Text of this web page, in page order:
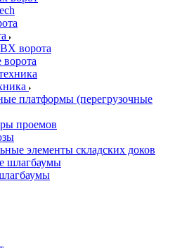
ворота
платформы (перегрузочные
проемов
элементы складских доков